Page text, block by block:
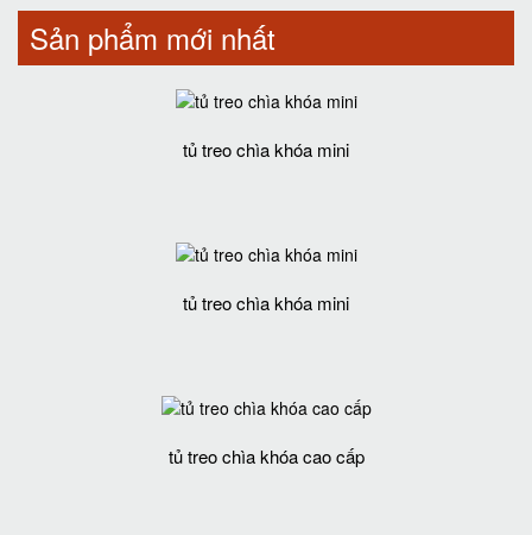
Sản phẩm mới nhất
tủ treo chìa khóa mini
tủ treo chìa khóa mini
tủ treo chìa khóa cao cấp